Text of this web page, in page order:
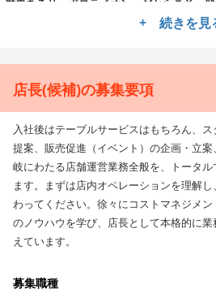
サッポロライオンは、ビアホール「銀座ラ
に忘れず前進するからです。老舗であるか
を求めています。サッポロライオンを変え
自己成長をとことんバックアップ
企業規模が大きくなればなるほど、研修制
ち。ですが、サッポロライオンは決まりき
成長するわけではありません。個々が目指
に学ぶ、『自己啓発』を尊重しています。
アドバイザー、ワインコンシェルジュ、日
加まで幅広くサポート。もちろん資格取得
+ 続きを見
店長(候補)の募集要項
入社後はテーブルサービスはもちろん、
提案、販売促進（イベント）の企画・立
岐にわたる店舗運営業務全般を、トータ
ます。まずは店内オペレーションを理解
わってください。徐々にコストマネジメン
のノウハウを学び、店長として本格的に
えています。
募集職種